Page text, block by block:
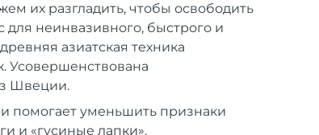
их разгладить, чтобы освободить
неинвазивного, быстрого и
азиатская техника
Усовершенствована
Швеции.
помогает уменьшить признаки
и «гусиные лапки».